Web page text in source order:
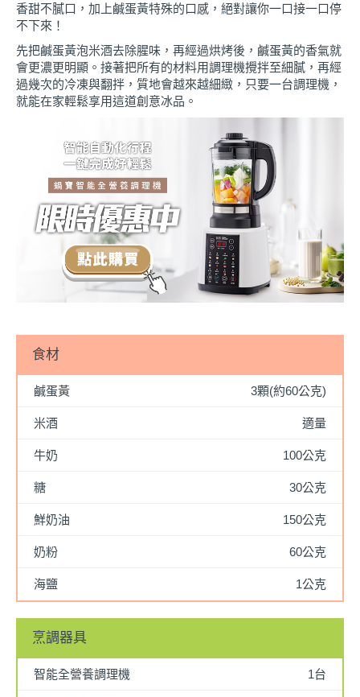
香甜不膩口，加上鹹蛋黃特殊的口感，絕對讓你一口接一口停
不下來！
先把鹹蛋黃泡米酒去除腥味，再經過烘烤後，鹹蛋黃的香氣就
會更濃更明顯。接著把所有的材料用調理機攪拌至細膩，再經
過幾次的冷凍與翻拌，質地會越來越細緻，只要一台調理機，
就能在家輕鬆享用這道創意冰品。
食材
鹹蛋黃 3顆(約60公克)
米酒 適量
牛奶 100公克
糖 30公克
鮮奶油 150公克
奶粉 60公克
海鹽 1公克
烹調器具
智能全營養調理機 1台